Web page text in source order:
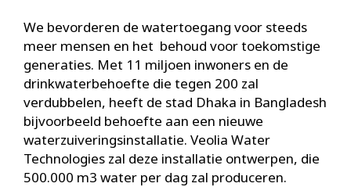
We bevorderen de watertoegang voor steeds
meer mensen en het behoud voor toekomstige
generaties. Met 11 miljoen inwoners en de
drinkwaterbehoefte die tegen 200 zal
verdubbelen, heeft de stad Dhaka in Bangladesh
bijvoorbeeld behoefte aan een nieuwe
waterzuiveringsinstallatie. Veolia Water
Technologies zal deze installatie ontwerpen, die
500.000 m3 water per dag zal produceren.